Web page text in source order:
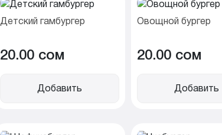
Детский гамбургер
20.00 cом
Добавить
Овощной бургер
20.00 cом
Добавить